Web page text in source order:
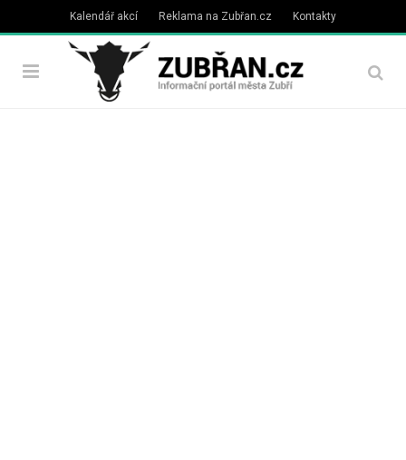
Kalendář akcí Reklama na Zubřan.cz Kontakty